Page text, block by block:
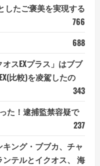
したご褒美を実現する
766
688
スEXプラス」はブブ
比較)を凌駕したの
343
た！逮捕監禁容疑で
237
ング・ブブカ、チャ
テルとイクオス、 海